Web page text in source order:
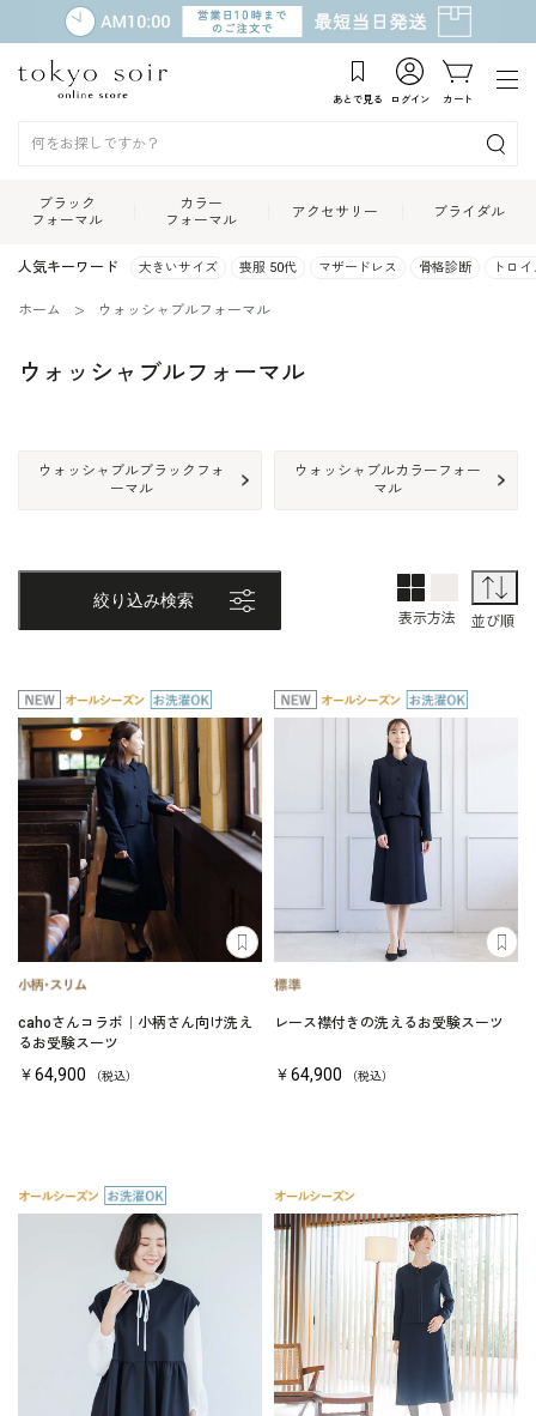
あとで見る ログイン カート
ブラック
フォーマル
カラー
フォーマル
アクセサリー ブライダル
人気キーワード 大きいサイズ 喪服 50代 マザードレス 骨格診断 トロ
ホーム ウォッシャブルフォーマル
ウォッシャブルフォーマル
ウォッシャブルブラックフォ
ーマル
ウォッシャブルカラーフォー
マル
絞り込み検索
表示方法
1列表示
並び順
cahoさんコラボ｜小柄さん向け洗え
るお受験スーツ
￥64,900 （税込）
レース襟付きの洗えるお受験スーツ
￥64,900 （税込）